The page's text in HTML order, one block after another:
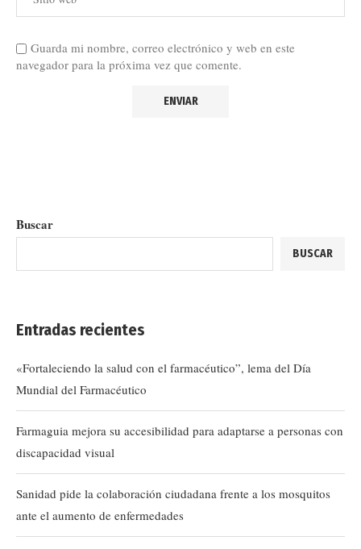
Guarda mi nombre, correo electrónico y web en este
navegador para la próxima vez que comente.
Buscar
BUSCAR
Entradas recientes
«Fortaleciendo la salud con el farmacéutico”, lema del Día
Mundial del Farmacéutico
Farmaguia mejora su accesibilidad para adaptarse a personas con
discapacidad visual
Sanidad pide la colaboración ciudadana frente a los mosquitos
ante el aumento de enfermedades